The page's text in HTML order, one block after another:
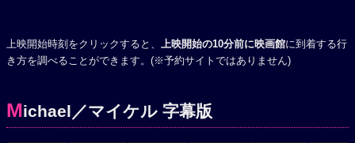
上映開始時刻をクリックすると、 上映開始の10分前に映画館に到着する行
き方を調べることができます。(※予約サイトではありません)
Michael／マイケル 字幕版